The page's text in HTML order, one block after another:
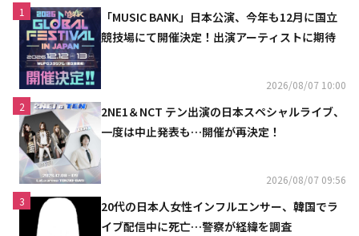
1
「MUSIC BANK」日本公演、今年も12月に国立
競技場にて開催決定！出演アーティストに期待
2026/08/07 10:00
2
2NE1＆NCT テン出演の日本スペシャルライブ、
一度は中止発表も…開催が再決定！
2026/08/07 09:56
3
20代の日本人女性インフルエンサー、韓国でラ
イブ配信中に死亡…警察が経緯を調査